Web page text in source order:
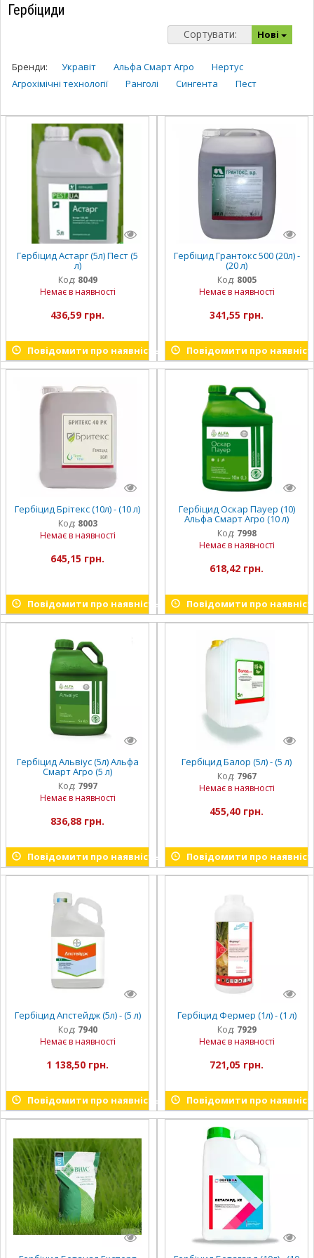
Гербіциди
Сортувати: Нові
Бренди: Укравіт Альфа Смарт Агро
Нертус
Агрохімічні технології
Ранголі Сингента Пест
Гербіцид Астарг (5л) Пест (5
л)
Код: 8049
Немає в наявності
436,59 грн.
Повідомити про наявність
Гербіцид Грантокс 500 (20л) -
(20 л)
Код: 8005
Немає в наявності
341,55 грн.
Повідомити про
Гербіцид Брітекс (10л) - (10 л)
Код: 8003
Немає в наявності
645,15 грн.
Повідомити про наявність
Гербіцид Оскар Пауер (10)
Альфа Смарт Агро (10 л)
Код: 7998
Немає в наявності
618,42 грн.
Повідомити про
Гербіцид Альвіус (5л) Альфа
Смарт Агро (5 л)
Код: 7997
Немає в наявності
836,88 грн.
Повідомити про наявність
Гербіцид Балор (5л) - (5 л)
Код: 7967
Немає в наявності
455,40 грн.
Повідомити про
Гербіцид Апстейдж (5л) - (5 л)
Код: 7940
Немає в наявності
1 138,50 грн.
Повідомити про наявність
Гербіцид Фермер (1л) - (1 л)
Код: 7929
Немає в наявності
721,05 грн.
Повідомити про